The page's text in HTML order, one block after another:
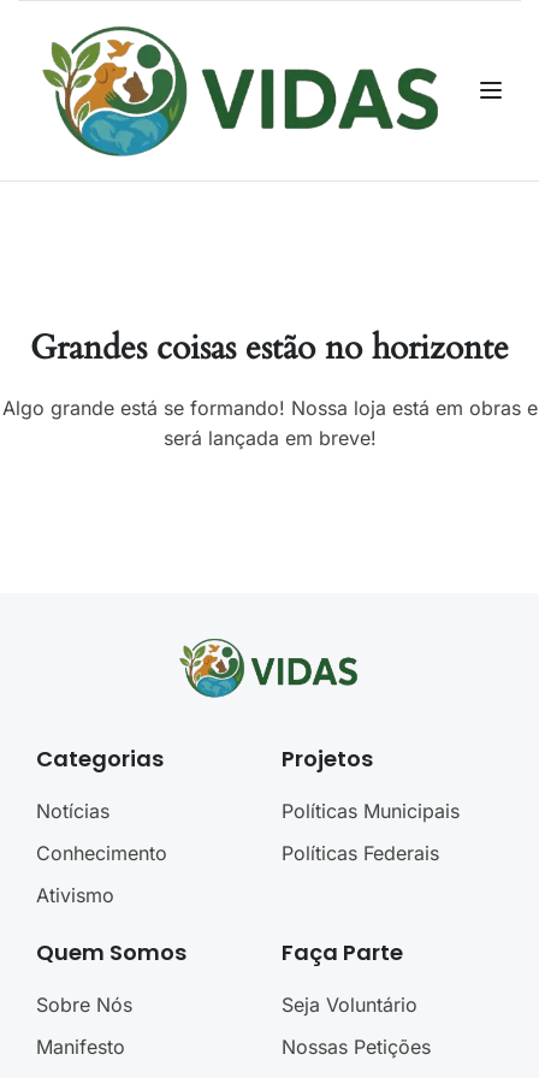
Grandes coisas estão no horizonte
Algo grande está se formando! Nossa loja está em obras e
será lançada em breve!
Categorias
Notícias
Conhecimento
Ativismo
Projetos
Políticas Municipais
Políticas Federais
Quem Somos
Sobre Nós
Manifesto
Faça Parte
Seja Voluntário
Nossas Petições